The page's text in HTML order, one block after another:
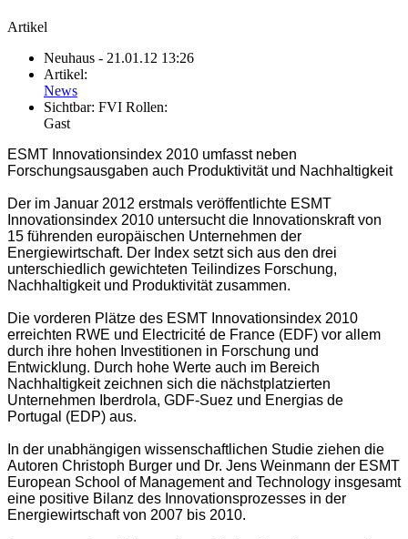
Artikel
Neuhaus - 21.01.12 13:26
Artikel:
News
Sichtbar: FVI Rollen:
Gast
ESMT Innovationsindex 2010 umfasst neben
Forschungsausgaben auch Produktivität und Nachhaltigkeit
Der im Januar 2012 erstmals veröffentlichte ESMT
Innovationsindex 2010 untersucht die Innovationskraft von
15 führenden europäischen Unternehmen der
Energiewirtschaft. Der Index setzt sich aus den drei
unterschiedlich gewichteten Teilindizes Forschung,
Nachhaltigkeit und Produktivität zusammen.
Die vorderen Plätze des ESMT Innovationsindex 2010
erreichten RWE und Electricité de France (EDF) vor allem
durch ihre hohen Investitionen in Forschung und
Entwicklung. Durch hohe Werte auch im Bereich
Nachhaltigkeit zeichnen sich die nächstplatzierten
Unternehmen Iberdrola, GDF-Suez und Energias de
Portugal (EDP) aus.
In der unabhängigen wissenschaftlichen Studie ziehen die
Autoren Christoph Burger und Dr. Jens Weinmann der ESMT
European School of Management and Technology insgesamt
eine positive Bilanz des Innovationsprozesses in der
Energiewirtschaft von 2007 bis 2010.